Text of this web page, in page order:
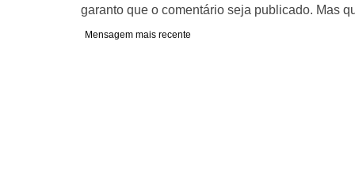
garanto que o comentário seja publicado. Mas
Mensagem mais recente